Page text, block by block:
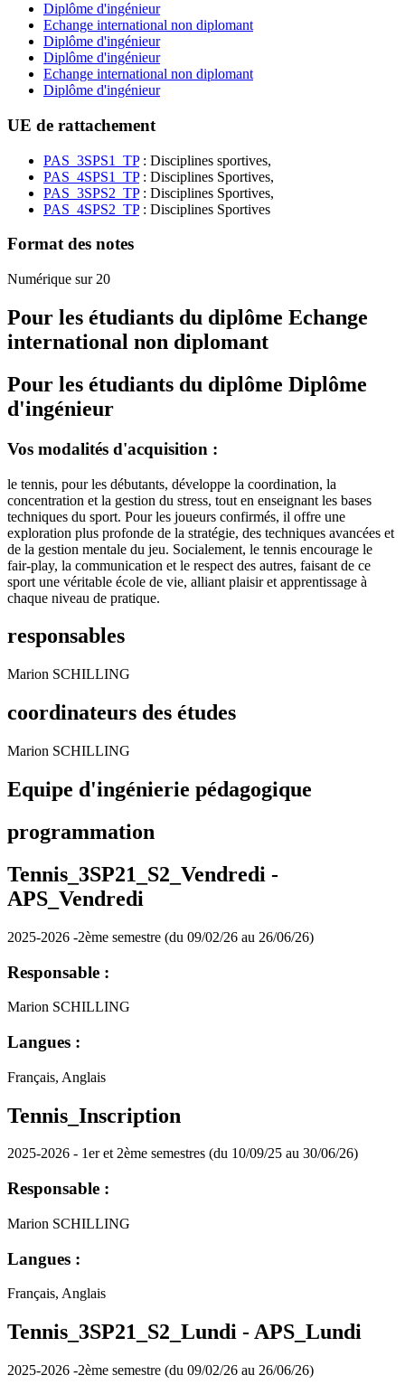
Diplôme d'ingénieur
Echange international non diplomant
Diplôme d'ingénieur
Diplôme d'ingénieur
Echange international non diplomant
Diplôme d'ingénieur
UE de rattachement
PAS_3SPS1_TP: Disciplines sportives,
PAS_4SPS1_TP: Disciplines Sportives,
PAS_3SPS2_TP: Disciplines Sportives,
PAS_4SPS2_TP: Disciplines Sportives
Format des notes
Numérique sur 20
Pour les étudiants du diplôme Echange
international non diplomant
Pour les étudiants du diplôme Diplôme
d'ingénieur
Vos modalités d'acquisition :
le tennis, pour les débutants, développe la coordination, la
concentration et la gestion du stress, tout en enseignant les bases
techniques du sport. Pour les joueurs confirmés, il offre une
exploration plus profonde de la stratégie, des techniques avancées et
de la gestion mentale du jeu. Socialement, le tennis encourage le
fair-play, la communication et le respect des autres, faisant de ce
sport une véritable école de vie, alliant plaisir et apprentissage à
chaque niveau de pratique.
responsables
Marion SCHILLING
coordinateurs des études
Marion SCHILLING
Equipe d'ingénierie pédagogique
programmation
Tennis_3SP21_S2_Vendredi -
APS_Vendredi
2025-2026 -2ème semestre (du 09/02/26 au 26/06/26)
Responsable :
Marion SCHILLING
Langues :
Français, Anglais
Tennis_Inscription
2025-2026 - 1er et 2ème semestres (du 10/09/25 au 30/06/26)
Responsable :
Marion SCHILLING
Langues :
Français, Anglais
Tennis_3SP21_S2_Lundi -APS_Lundi
2025-2026 -2ème semestre (du 09/02/26 au 26/06/26)